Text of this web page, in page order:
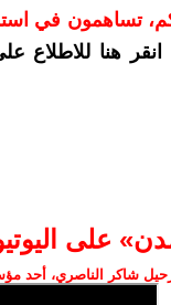
تساهمون في
انقر هنا للاطلاع
على
شاكر الناصري، أحد